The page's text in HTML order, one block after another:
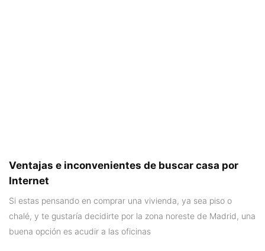
Ventajas e inconvenientes de buscar casa por
Internet
Si estas pensando en comprar una vivienda, ya sea piso o
chalé, y te gustaría decidirte por la zona noreste de Madrid, una
buena opción es acudir a las oficinas